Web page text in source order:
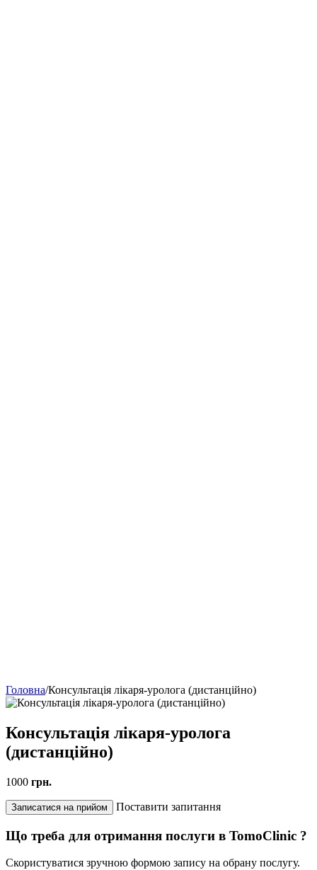
Головна/Консультація лікаря-уролога (дистанційно)
Консультація лікаря-уролога
(дистанційно)
1000 грн.
Записатися на прийом Поставити запитання
Що треба для отримання послуги в TomoClinic ?
Скористуватися зручною формою запису на обрану послугу.